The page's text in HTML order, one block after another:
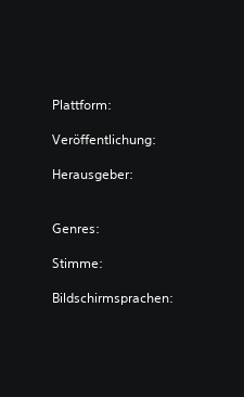
Plattform:
Veröffentlichung:
Herausgeber:
Genres:
Stimme:
Bildschirmsprachen: